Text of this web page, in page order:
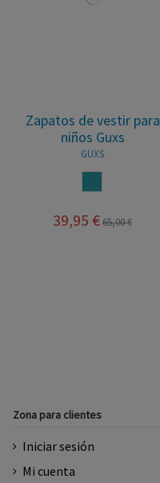
Zapatos de vestir para
niños Guxs
GUXS
39,95 €65,00 €
Zona para clientes
Iniciar sesión
Mi cuenta